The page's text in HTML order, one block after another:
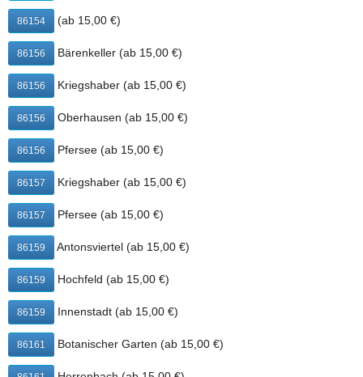
86154 (ab 15,00 €)
86156 Bärenkeller (ab 15,00 €)
86156 Kriegshaber (ab 15,00 €)
86156 Oberhausen (ab 15,00 €)
86156 Pfersee (ab 15,00 €)
86157 Kriegshaber (ab 15,00 €)
86157 Pfersee (ab 15,00 €)
86159 Antonsviertel (ab 15,00 €)
86159 Hochfeld (ab 15,00 €)
86159 Innenstadt (ab 15,00 €)
86161 Botanischer Garten (ab 15,00 €)
vorbehalten. Verwendungen jeglicher Art oder
Veröffentlichungen sind nur mit ausdrücklicher, schriftlicher
Genehmigung durch Alf´s Burger- und Pizzamanufaktur
erlaubt. Plattform der EU-Kommission zur Online-
Streitbeilegung: www.ec.europa.eu/consumers/odr Benötigen
Sie einen Shop? Kontakt: https://www.deliver24.de
Bildquellen
Hntergrundbild: Corri Seizinger @ Adobe Stock